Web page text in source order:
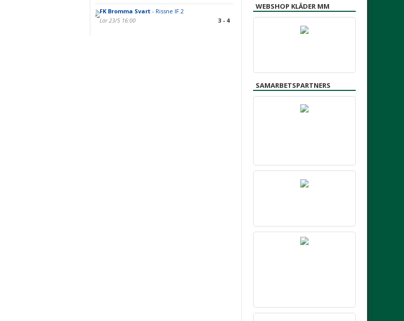
FK Bromma Svart- Rissne IF 2
Lör 23/5 16:00
3 - 4
WEBSHOP KLÄDER MM
SAMARBETSPARTNERS